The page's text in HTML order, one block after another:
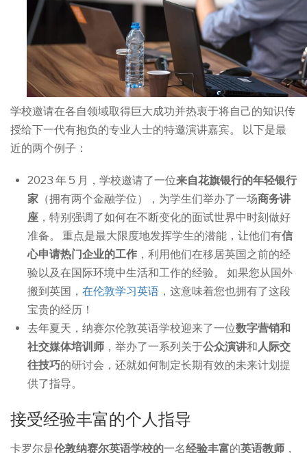
学校邀请在各自领域取得巨大成功并热衷于将自己的知识传
授给下一代有抱负的专业人士的特邀演讲嘉宾。 以下是最
近的两个例子：
2023 年 5 月，学校邀请了一位来自花旗银行的年轻银行
家 （拥有两个金融学位），为学生们举办了一场商务讲
座 ，特别强调了如何在不断变化的面试世界中时刻做好
准备。 重点是最大限度地发挥学生的潜能，让他们有信
心申请热门企业的工作 ，利用他们在移居英国之前的经
验以及在国际环境中生活和工作的经验。 如果您从国外
搬到英国， 在伦敦学习英语 ，这意味着您也拥有了这段
宝贵的经历！
去年夏天，纳赛尔伦敦英语学校迎来了一位数字营销和
社交媒体培训师 ，举办了一系列关于公众演讲和人际交
往技巧的研讨会，还就如何制定长期有效的未来计划提
供了指导。
接受经验丰富的个人指导
卡罗尔是伦敦纳赛尔英语学校的一名经验丰富的英语教师 ，